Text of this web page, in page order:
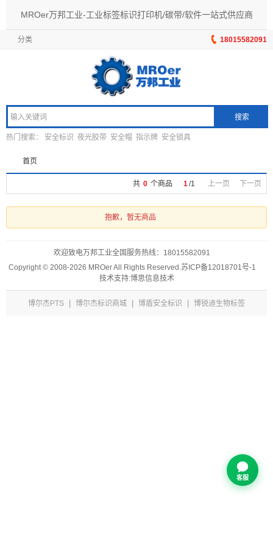
MROer万邦工业-工业标签标识打印机/碳带/软件一站式供应商
18015582091
分类
搜索
热门搜索： 安全标识 夜光胶带 安全帽 指示牌 安全锁具
首页
共 0 个商品 1 /1 上一页 下一页
抱歉，暂无商品
欢迎致电万邦工业全国服务热线： 18015582091
Copyright © 2008-2026 MROer All Rights Reserved. 苏ICP备12018701号-1
技术支持:博思信息技术
博尔杰PTS | 博尔杰标识商城 | 博盾安全标识 | 博锐迪生物标签
客服